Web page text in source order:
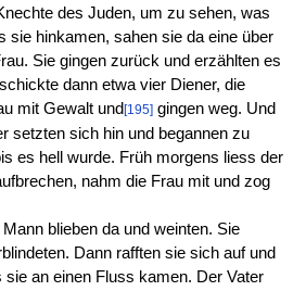
des Juden, um zu sehen, was
sie hinkamen, sahen sie da eine über
Sie gingen zurück und erzählten es
dann etwa vier Diener, die
mit Gewalt und [195]gingen weg. Und
setzten sich hin und begannen zu
es hell wurde. Früh morgens liess der
nahm die Frau mit und zog
blieben da und weinten. Sie
Dann rafften sie sich auf und
an einen Fluss kamen. Der Vater